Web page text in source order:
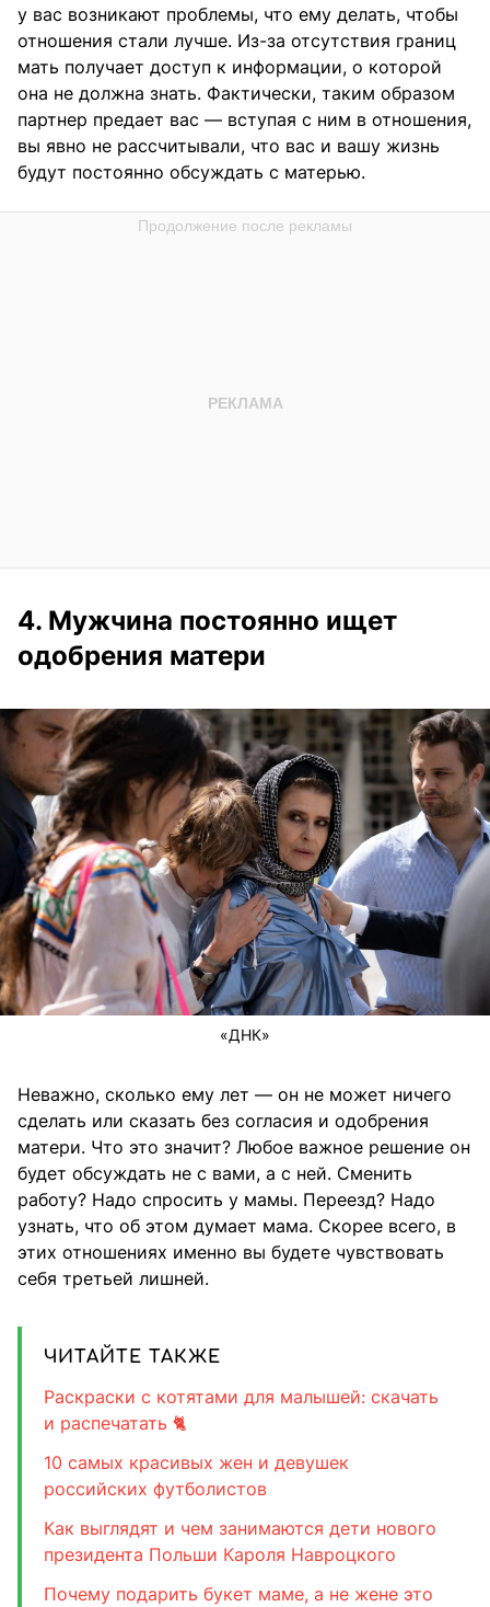
у вас возникают проблемы, что ему делать, чтобы
отношения стали лучше. Из-за отсутствия границ
мать получает доступ к информации, о которой
она не должна знать. Фактически, таким образом
партнер предает вас — вступая с ним в отношения,
вы явно не рассчитывали, что вас и вашу жизнь
будут постоянно обсуждать с матерью.
4. Мужчина постоянно ищет
одобрения матери
«ДНК»
Неважно, сколько ему лет — он не может ничего
сделать или сказать без согласия и одобрения
матери. Что это значит? Любое важное решение он
будет обсуждать не с вами, а с ней. Сменить
работу? Надо спросить у мамы. Переезд? Надо
узнать, что об этом думает мама. Скорее всего, в
этих отношениях именно вы будете чувствовать
себя третьей лишней.
ЧИТАЙТЕ ТАКЖЕ
Раскраски с котятами для малышей: скачать
и распечатать 🐈
10 самых красивых жен и девушек
российских футболистов
Как выглядят и чем занимаются дети нового
президента Польши Кароля Навроцкого
Почему подарить букет маме, а не жене это